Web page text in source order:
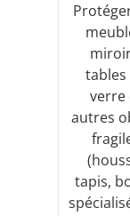
tables
verre
autres
tapis,